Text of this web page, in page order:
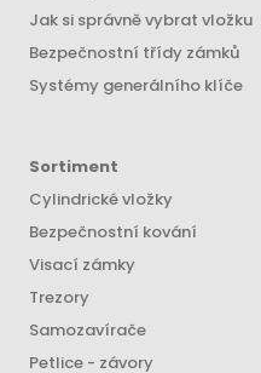
Jak si správně vybrat vložku
Bezpečnostní třídy zámků
Systémy generálního klíče
Sortiment
Cylindrické vložky
Bezpečnostní kování
Visací zámky
Trezory
Samozavírače
Petlice - závory